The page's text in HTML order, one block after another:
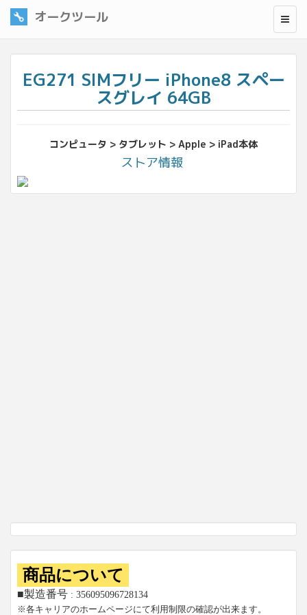
オークツール
EG271 SIMフリー iPhone8 スペー
スグレイ 64GB
コンピュータ > タブレット > Apple > iPad本体
ストア情報
商品について
■製造番号 : 356095096728134
※各キャリアのホームページにて利用制限の確認が出来ます。